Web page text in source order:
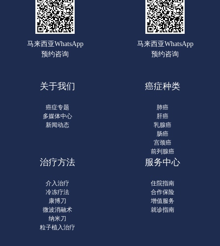
马来西亚WhatsApp
预约咨询
马来西亚WhatsApp
预约咨询
关于我们
癌症专题
多媒体中心
新闻动态
癌症种类
肺癌
肝癌
乳腺癌
肠癌
宫颈癌
前列腺癌
治疗方法
介入治疗
冷冻疗法
康博刀
微波消融术
纳米刀
粒子植入治疗
服务中心
住院指南
合作保险
增值服务
就诊指南